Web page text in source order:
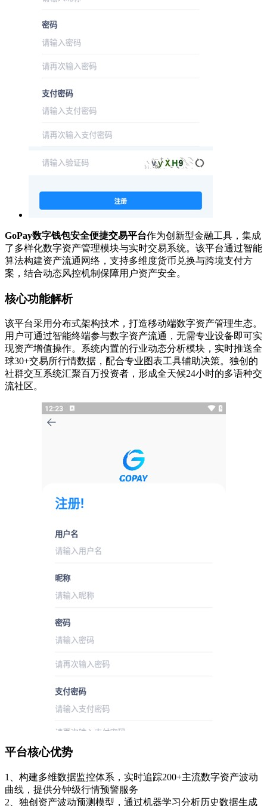
GoPay数字钱包安全便捷交易平台作为创新型金融工具，集成
了多样化数字资产管理模块与实时交易系统。该平台通过智能
算法构建资产流通网络，支持多维度货币兑换与跨境支付方
案，结合动态风控机制保障用户资产安全。
核心功能解析
该平台采用分布式架构技术，打造移动端数字资产管理生态。
用户可通过智能终端参与数字资产流通，无需专业设备即可实
现资产增值操作。系统内置的行业动态分析模块，实时推送全
球30+交易所行情数据，配合专业图表工具辅助决策。独创的
社群交互系统汇聚百万投资者，形成全天候24小时的多语种交
流社区。
平台核心优势
1、构建多维数据监控体系，实时追踪200+主流数字资产波动
曲线，提供分钟级行情预警服务
2、独创资产波动预测模型，通过机器学习分析历史数据生成